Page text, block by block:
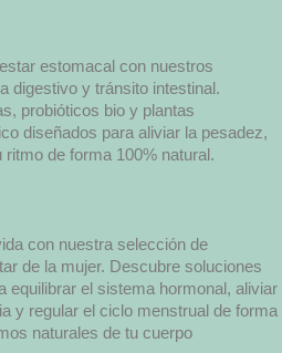
estomacal con nuestros
digestivo y tránsito intestinal.
probióticos bio y plantas
diseñados para aliviar la pesadez,
de forma 100% natural.
con nuestra selección de
de la mujer. Descubre soluciones
equilibrar el sistema hormonal, aliviar
y regular el ciclo menstrual de forma
naturales de tu cuerpo